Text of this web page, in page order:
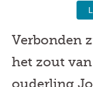
Verbonden
het zout
ouderling